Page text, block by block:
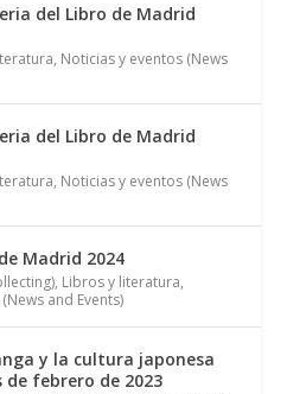
del Libro de Madrid
, Noticias y eventos (News
del Libro de Madrid
, Noticias y eventos (News
Madrid 2024
, Libros y literatura,
and Events)
y la cultura japonesa
febrero de 2023